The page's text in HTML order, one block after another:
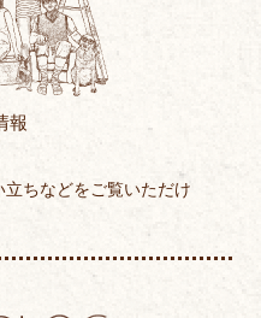
報
ちなどをご覧いただけ